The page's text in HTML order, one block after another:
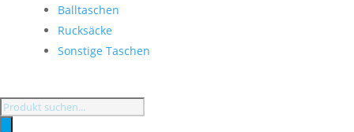
Balltaschen
Rucksäcke
Sonstige Taschen
Products